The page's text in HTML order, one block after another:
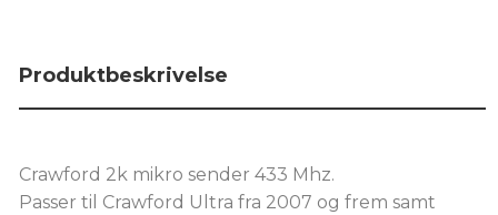
Produktbeskrivelse
Crawford 2k mikro sender 433 Mhz.
Passer til Crawford Ultra fra 2007 og frem samt